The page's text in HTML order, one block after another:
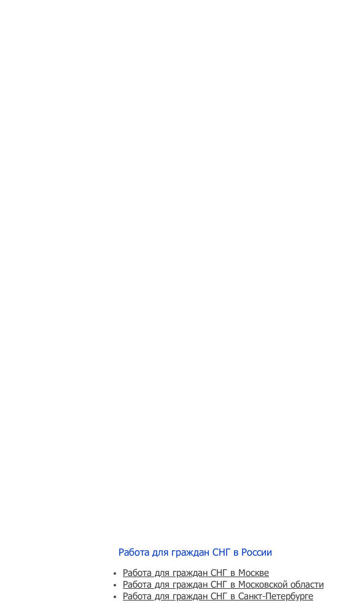
Работа для граждан СНГ в России
Работа для граждан СНГ в Москве
Работа для граждан СНГ в Московской области
Работа для граждан СНГ в Санкт-Петербурге